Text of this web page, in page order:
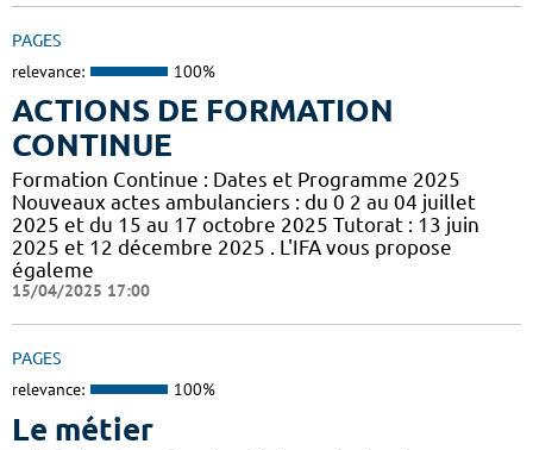
PAGES
relevance: 100%
ACTIONS DE FORMATION
CONTINUE
Formation Continue : Dates et Programme 2025
Nouveaux actes ambulanciers : du 0 2 au 04 juillet
2025 et du 15 au 17 octobre 2025 Tutorat : 13 juin
2025 et 12 décembre 2025 . L'IFA vous propose
égaleme
15/04/2025 17:00
PAGES
relevance: 100%
Le métier